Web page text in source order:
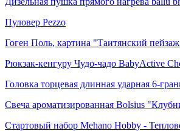
Пуловер Pezzo
Гоген Поль, картина "Таитянский
Рюкзак-кенгуру Чудо-чадо BabyActive
Головка торцевая длинная ударная 6-
Свеча ароматизированная Bolsius
Стартовый набор Mehano Hobby -